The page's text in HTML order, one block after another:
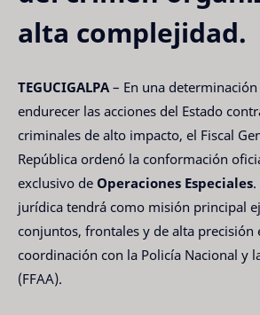
alta complejidad.
TEGUCIGALPA – En una
endurecer las acciones del Estado
criminales de alto impacto, el Fiscal
República ordenó la conformación
exclusivo de Operaciones Especiales
jurídica tendrá como misión principal
conjuntos, frontales y de alta precisión
coordinación con la Policía Nacional y
(FFAA).